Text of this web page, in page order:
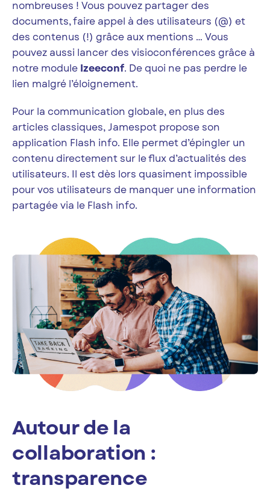
nombreuses ! Vous pouvez partager des
documents, faire appel à des utilisateurs (@) et
des contenus (!) grâce aux mentions … Vous
pouvez aussi lancer des visioconférences grâce à
notre module Izeeconf. De quoi ne pas perdre le
lien malgré l’éloignement.
Pour la communication globale, en plus des
articles classiques, Jamespot propose son
application Flash info. Elle permet d’épingler un
contenu directement sur le flux d’actualités des
utilisateurs. Il est dès lors quasiment impossible
pour vos utilisateurs de manquer une information
partagée via le Flash info.
Autour de la
collaboration :
transparence